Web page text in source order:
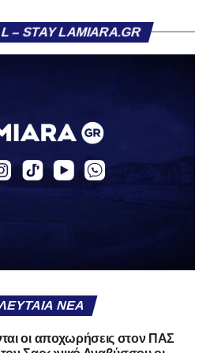
ανακοινώνει την
γεμάτη χρονιά στη Γ’
στην ΑΕΚ Β’, με την οποία
στη Super League 2, καθώς
Ξεκίνησε την καριέρα του
στην οικογένεια του
– STAY LAMIARA.GR
ΝΈΑ
οι αποχωρήσεις στον ΠΑΣ